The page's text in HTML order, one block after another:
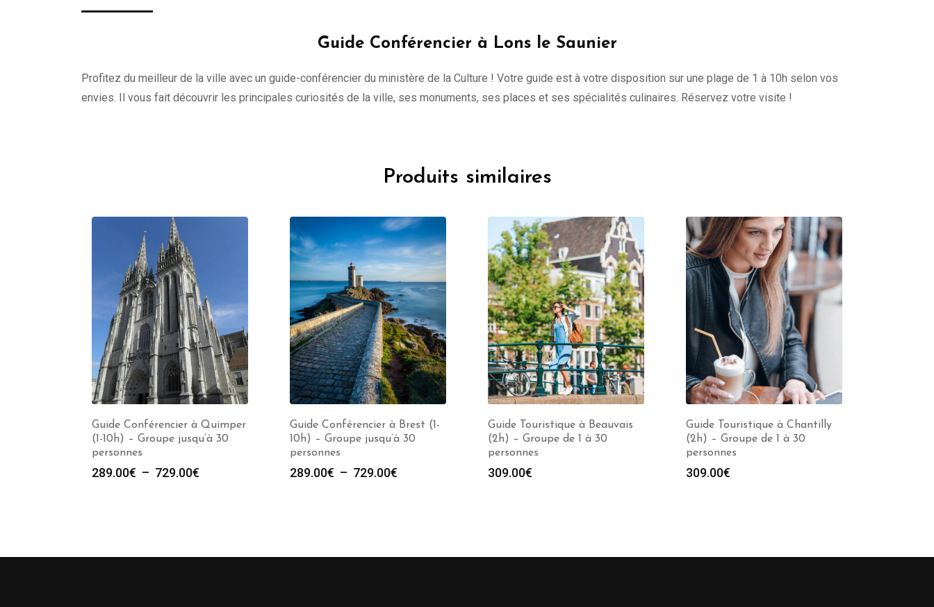
Guide Conférencier à Lons le Saunier
Profitez du meilleur de la ville avec un guide-conférencier du ministère de la Culture ! Votre guide est à votre disposition sur une plage de 1 à 10h selon vos
envies. Il vous fait découvrir les principales curiosités de la ville, ses monuments, ses places et ses spécialités culinaires. Réservez votre visite !
Produits similaires
Guide Conférencier à Quimper
(1-10h) – Groupe jusqu’à 30
personnes
289.00€ – 729.00€
Guide Conférencier à Brest (1-
10h) – Groupe jusqu’à 30
personnes
289.00€ – 729.00€
Guide Touristique à Beauvais
(2h) – Groupe de 1 à 30
personnes
309.00€
Guide Touristique à Chantilly
(2h) – Groupe de 1 à 30
personnes
309.00€